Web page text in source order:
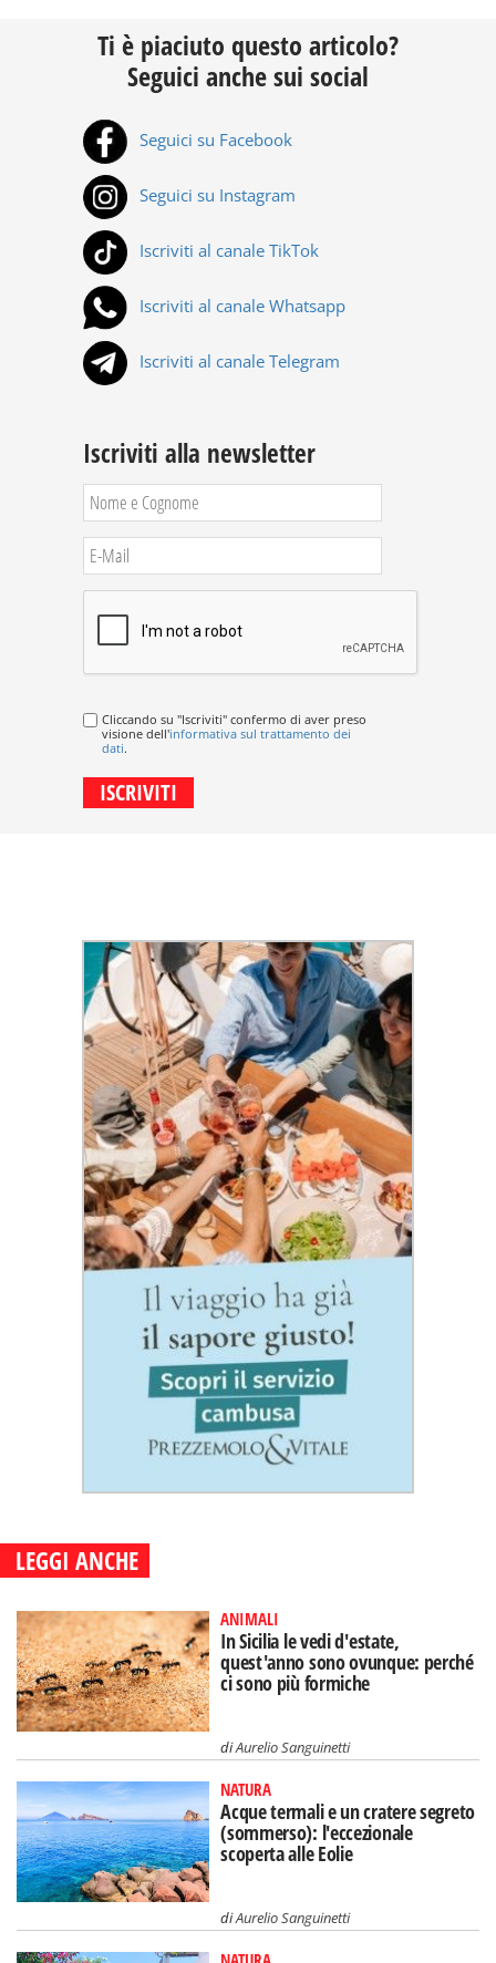
Ti è piaciuto questo articolo?
Seguici anche sui social
Seguici su Facebook
Seguici su Instagram
Iscriviti al canale TikTok
Iscriviti al canale Whatsapp
Iscriviti al canale Telegram
Iscriviti alla newsletter
Cliccando su "Iscriviti" confermo di aver preso
visione dell'informativa sul trattamento dei
dati.
LEGGI ANCHE
ANIMALI
In Sicilia le vedi d'estate,
quest'anno sono ovunque: perché
ci sono più formiche
diAurelio Sanguinetti
NATURA
Acque termali e un cratere segreto
(sommerso): l'eccezionale
scoperta alle Eolie
diAurelio Sanguinetti